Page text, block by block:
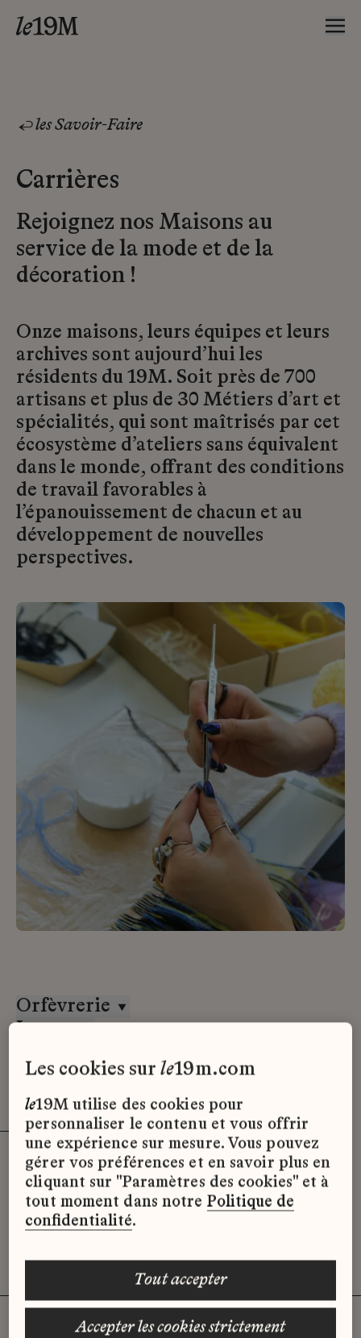
les Savoir-Faire
Carrières
Rejoignez nos Maisons au
service de la mode et de la
décoration !
Onze maisons, leurs équipes et leurs
archives sont aujourd’hui les
résidents du 19M. Soit près de 700
artisans et plus de 30 Métiers d’art et
spécialités, qui sont maîtrisés par cet
écosystème d’ateliers sans équivalent
dans le monde, offrant des conditions
de travail favorables à
l’épanouissement de chacun et au
développement de nouvelles
perspectives.
Orfèvrerie
Lesage
Désolé, il semble qu’il n’y ait pas
d’offres d’emploi disponibles pour le
moment.
les cookies surle19m.com
le19M utilise des cookies pour
personnaliser le contenu et vous offrir
une expérience sur mesure. Vous pouvez
gérer vos préférences et en savoir plus en
cliquant sur "Paramètres des cookies" et à
tout moment dans notre Politique de
confidentialité.
accepter les cookies strictement
tout accepter